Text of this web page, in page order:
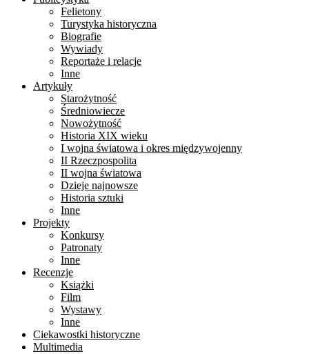
Felietony
Turystyka historyczna
Biografie
Wywiady
Reportaże i relacje
Inne
Artykuły
Starożytność
Średniowiecze
Nowożytność
Historia XIX wieku
I wojna światowa i okres międzywojenny
II Rzeczpospolita
II wojna światowa
Dzieje najnowsze
Historia sztuki
Inne
Projekty
Konkursy
Patronaty
Inne
Recenzje
Książki
Film
Wystawy
Inne
Ciekawostki historyczne
Multimedia